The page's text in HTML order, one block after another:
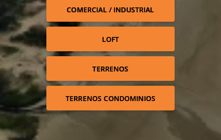
COMERCIAL / INDUSTRIAL
LOFT
TERRENOS
TERRENOS CONDOMINIOS